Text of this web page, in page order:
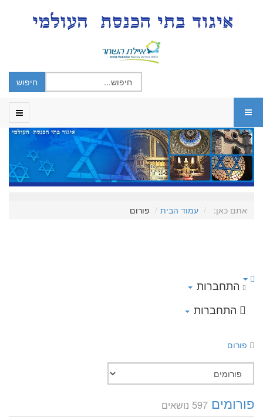
אתם כאן: עמוד הבית פורום
התחברות
התחברות
פורום
פורומים 597 נושאים